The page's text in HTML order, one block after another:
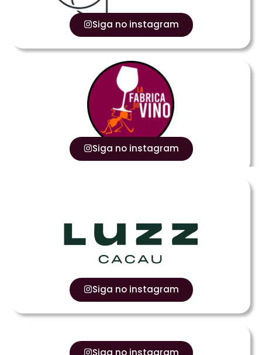
Siga no instagram
Siga no instagram
Siga no instagram
Siga no instagram